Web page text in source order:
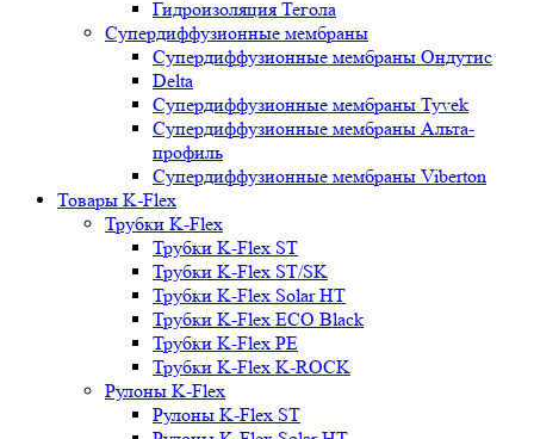
Гидроизоляция Тегола
Супердиффузионные мембраны
Супердиффузионные мембраны Ондутис
Delta
Супердиффузионные мембраны Tyvek
Супердиффузионные мембраны Альта-
профиль
Супердиффузионные мембраны Viberton
Товары K-Flex
Трубки K-Flex
Трубки K-Flex ST
Трубки K-Flex ST/SK
Трубки K-Flex Solar HT
Трубки K-Flex ECO Black
Трубки K-Flex PE
Трубки K-Flex K-ROCK
Рулоны K-Flex
Рулоны K-Flex ST